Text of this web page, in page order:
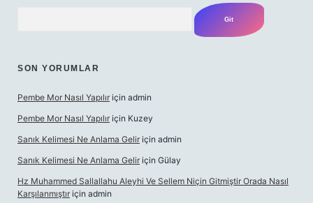
SON YORUMLAR
Pembe Mor Nasıl Yapılır için admin
Pembe Mor Nasıl Yapılır için Kuzey
Sanık Kelimesi Ne Anlama Gelir için admin
Sanık Kelimesi Ne Anlama Gelir için Gülay
Hz Muhammed Sallallahu Aleyhi Ve Sellem Niçin Gitmiştir Orada Nasıl
Karşılanmıştır için admin